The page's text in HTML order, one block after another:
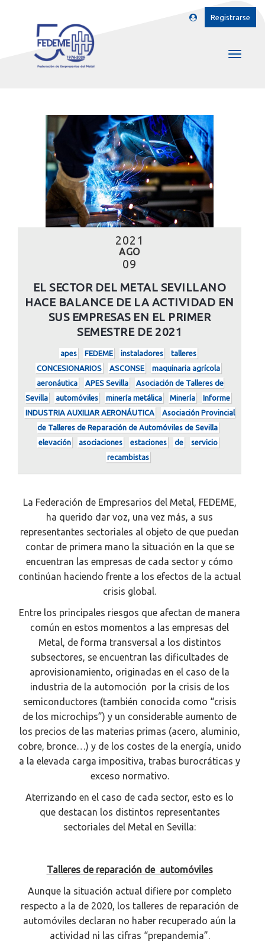
Registrarse
2021
AGO
09
EL SECTOR DEL METAL SEVILLANO
HACE BALANCE DE LA ACTIVIDAD EN
SUS EMPRESAS EN EL PRIMER
SEMESTRE DE 2021
apes FEDEME instaladores
talleres
CONCESIONARIOS
ASCONSE
maquinaria agrícola
aeronáutica
APES Sevilla
Asociación de Talleres de
Sevilla
automóviles minería metálica Minería
Informe
INDUSTRIA AUXILIAR AERONÁUTICA
Asociación Provincial
de Talleres de Reparación de Automóviles de Sevilla
elevación
asociaciones estaciones de
servicio
recambistas
La Federación de Empresarios del Metal, FEDEME,
ha querido dar voz, una vez más, a sus
representantes sectoriales al objeto de que puedan
contar de primera mano la situación en la que se
encuentran las empresas de cada sector y cómo
continúan haciendo frente a los efectos de la actual
crisis global.
Entre los principales riesgos que afectan de manera
común en estos momentos a las empresas del
Metal, de forma transversal a los distintos
subsectores, se encuentran las dificultades de
aprovisionamiento, originadas en el caso de la
industria de la automoción por la crisis de los
semiconductores (también conocida como “crisis
de los microchips”) y un considerable aumento de
los precios de las materias primas (acero, aluminio,
cobre, bronce…) y de los costes de la energía, unido
a la elevada carga impositiva, trabas burocráticas y
exceso normativo.
Aterrizando en el caso de cada sector, esto es lo
que destacan los distintos representantes
sectoriales del Metal en Sevilla:
Talleres de reparación de automóviles
Aunque la situación actual difiere por completo
respecto a la de 2020, los talleres de reparación de
automóviles declaran no haber recuperado aún la
actividad ni las cifras “prepandemia”.